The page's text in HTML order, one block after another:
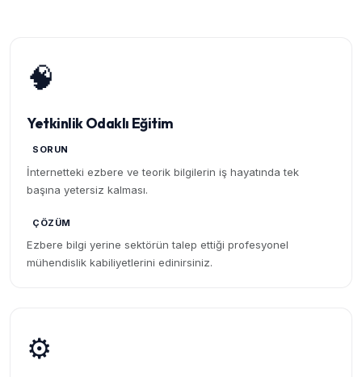
🧠
Yetkinlik Odaklı Eğitim
SORUN
İnternetteki ezbere ve teorik bilgilerin iş hayatında tek
başına yetersiz kalması.
ÇÖZÜM
Ezbere bilgi yerine sektörün talep ettiği profesyonel
mühendislik kabiliyetlerini edinirsiniz.
⚙️